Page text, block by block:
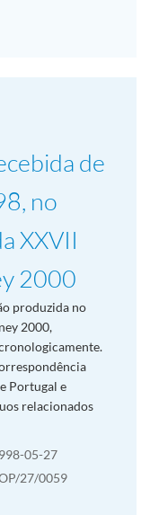
de
no
XXVII
2000
produzida no
2000,
Portugal e
relacionados
05-27
27/0059